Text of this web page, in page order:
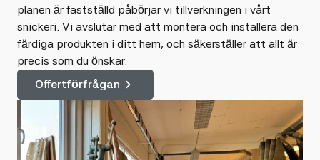
planen är fastställd påbörjar vi tillverkningen i vårt
snickeri. Vi avslutar med att montera och installera den
färdiga produkten i ditt hem, och säkerställer att allt är
precis som du önskar.
Offertförfrågan